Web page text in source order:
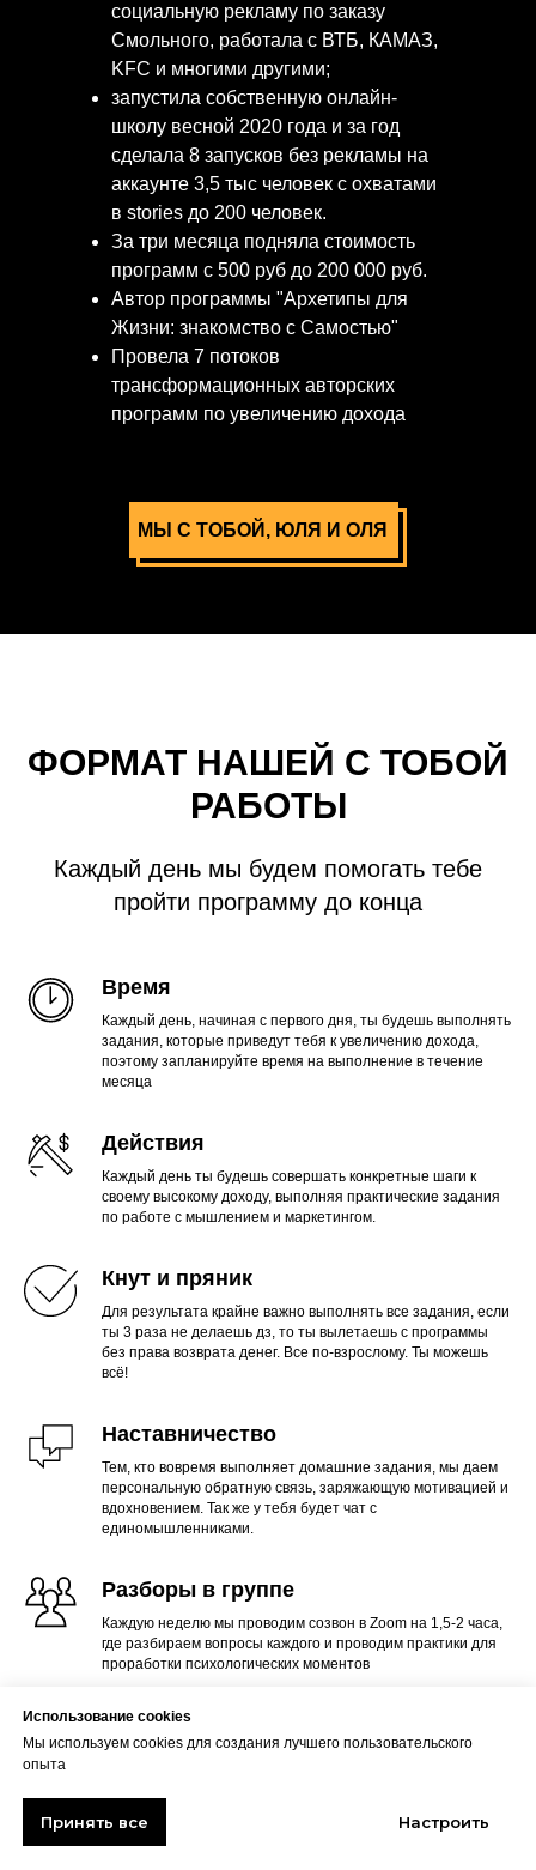
МЫ С ТОБОЙ, ЮЛЯ И ОЛЯ
социальную рекламу по заказу
Смольного, работала с ВТБ, КАМАЗ,
KFC и многими другими;
запустила собственную онлайн-
школу весной 2020 года и за год
сделала 8 запусков без рекламы на
аккаунте 3,5 тыс человек с охватами
в stories до 200 человек.
За три месяца подняла стоимость
программ с 500 руб до 200 000 руб.
Автор программы "Архетипы для
Жизни: знакомство с Самостью"
Провела 7 потоков
трансформационных авторских
программ по увеличению дохода
ФОРМАТ НАШЕЙ С ТОБОЙ
РАБОТЫ
Каждый день мы будем помогать тебе
пройти программу до конца
Время
Каждый день, начиная с первого дня, ты будешь выполнять
задания, которые приведут тебя к увеличению дохода,
поэтому запланируйте время на выполнение в течение
месяца
Действия
Каждый день ты будешь совершать конкретные шаги к
своему высокому доходу, выполняя практические задания
по работе с мышлением и маркетингом.
Кнут и пряник
Для результата крайне важно выполнять все задания, если
ты 3 раза не делаешь дз, то ты вылетаешь с программы
без права возврата денег. Все по-взрослому. Ты можешь
всё!
Наставничество
Тем, кто вовремя выполняет домашние задания, мы даем
персональную обратную связь, заряжающую мотивацией и
вдохновением. Так же у тебя будет чат с
единомышленниками.
Разборы в группе
Каждую неделю мы проводим созвон в Zoom на 1,5-2 часа,
где разбираем вопросы каждого и проводим практики для
проработки психологических моментов
Шаблоны и схемы
тратить время на "пустышки"
Использование cookies
Мы используем cookies для создания лучшего пользовательского
опыта
Принять все Настроить